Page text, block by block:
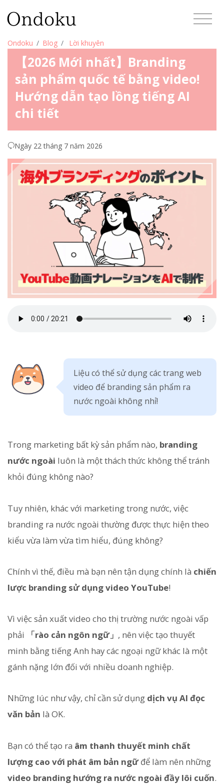
Ondoku Blog Lời khuyên
【2026 Mới nhất】Branding
sản phẩm quốc tế bằng video!
Hướng dẫn tạo lồng tiếng AI
chi tiết
Ngày 22 tháng 7 năm 2026
Liệu có thể sử dụng các trang web
video để branding sản phẩm ra
nước ngoài không nhỉ!
Trong marketing bất kỳ sản phẩm nào, branding
nước ngoài luôn là một thách thức không thể tránh
khỏi đúng không nào?
Tuy nhiên, khác với marketing trong nước, việc
branding ra nước ngoài thường được thực hiện theo
kiểu vừa làm vừa tìm hiểu, đúng không?
Chính vì thế, điều mà bạn nên tận dụng chính là chiến
lược branding sử dụng video YouTube!
Vì việc sản xuất video cho thị trường nước ngoài vấp
phải
「rào cản ngôn ngữ」 , nên việc tạo thuyết
minh bằng tiếng Anh hay các ngoại ngữ khác là một
gánh nặng lớn đối với nhiều doanh nghiệp.
Những lúc như vậy, chỉ cần sử dụng dịch vụ AI đọc
văn bản là OK.
Bạn có thể tạo ra âm thanh thuyết minh chất
lượng cao với phát âm bản ngữđể làm nên những
video branding hướng ra nước ngoài đầy lôi cuốn.